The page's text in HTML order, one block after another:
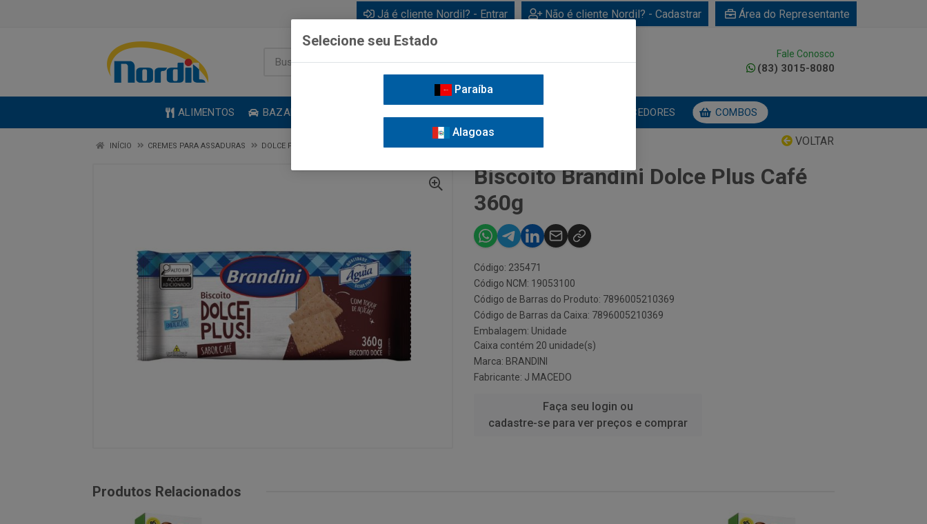
Já é cliente Nordil? - Entrar Não é cliente Nordil? - Cadastrar Área do Representante
Fale Conosco
(83) 3015-8080
ALIMENTOS BAZAR FORNECEDORES COMBOS
VOLTAR
INÍCIO CREMES PARA ASSADURAS DOLCE PLUS BISCOITO BRANDINI DOLCE PLUS CAFÉ 360G
Biscoito Brandini Dolce Plus Café
360g
Código: 235471
Código NCM: 19053100
Código de Barras do Produto: 7896005210369
Código de Barras da Caixa: 7896005210369
Embalagem: Unidade
Caixa contém 20 unidade(s)
Marca: BRANDINI
Fabricante: J MACEDO
Faça seu login ou
cadastre-se para ver preços e comprar
Produtos Relacionados
Selecione seu Estado
Paraíba
Alagoas